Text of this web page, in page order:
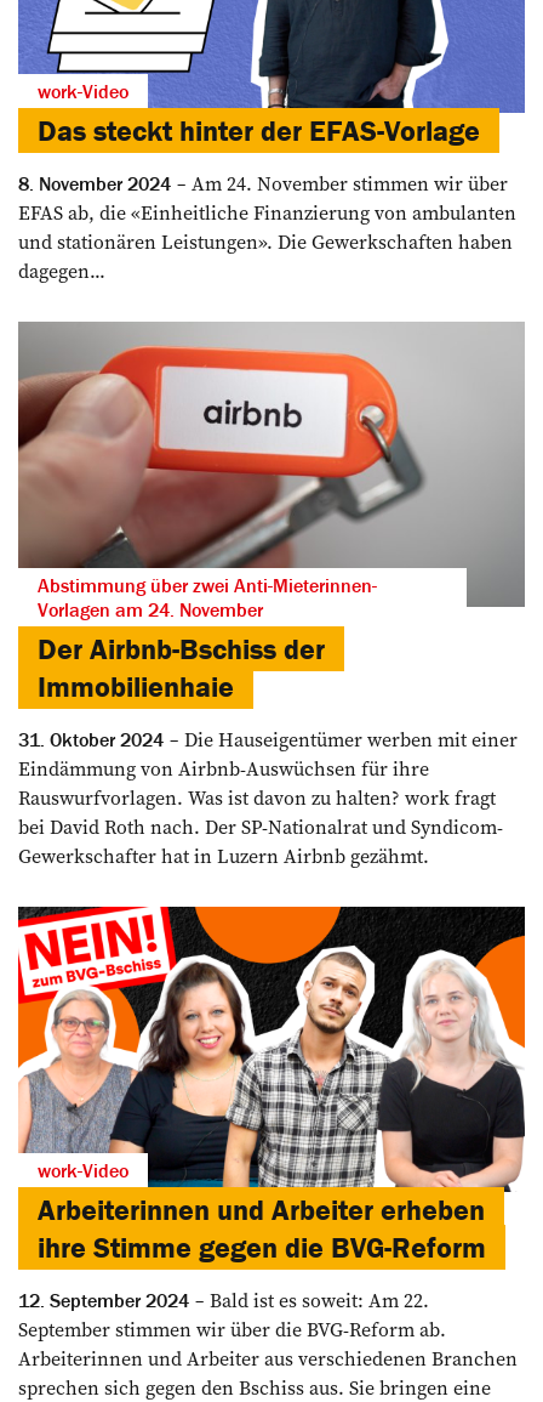
work-Video
Das steckt hinter der EFAS-Vorlage
8. November 2024
Am 24. November stimmen wir über
EFAS ab, die «Einheitliche Finanzierung von ambulanten
und stationären Leistungen». Die Gewerkschaften haben
dagegen...
Abstimmung über zwei Anti-Mieterinnen-
Vorlagen am 24. November
Der Airbnb-Bschiss der
Immobilienhaie
31. Oktober 2024
Die Hauseigentümer werben mit einer
Eindämmung von Airbnb-Auswüchsen für ihre
Rauswurfvorlagen. Was ist davon zu halten? work fragt
bei David Roth nach. Der SP-Nationalrat und Syndicom-
Gewerkschafter hat in Luzern Airbnb gezähmt.
work-Video
Arbeiterinnen und Arbeiter erheben
ihre Stimme gegen die BVG-Reform
12. September 2024
Bald ist es soweit: Am 22.
September stimmen wir über die BVG-Reform ab.
Arbeiterinnen und Arbeiter aus verschiedenen Branchen
sprechen sich gegen den Bschiss aus. Sie bringen eine